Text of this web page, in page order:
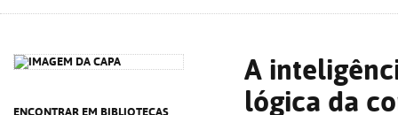
ENCONTRAR EM BIBLIOTECAS
A
lógica da